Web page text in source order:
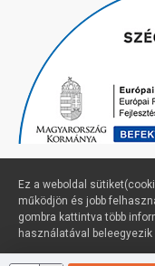
Profimuszaki.hu -
Ez a weboldal
működjön és jobb
gombra kattintva több
használatával